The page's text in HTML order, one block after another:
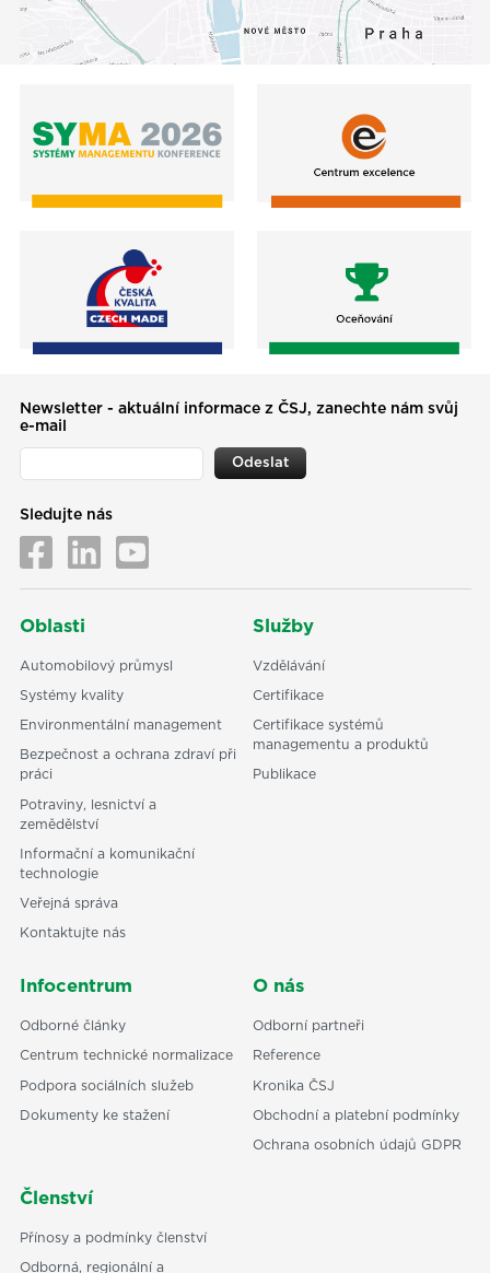
Newsletter - aktuální informace z ČSJ, zanechte nám svůj
e-mail
Odeslat
Sledujte nás
Oblasti
Automobilový průmysl
Systémy kvality
Environmentální management
Bezpečnost a ochrana zdraví při
práci
Potraviny, lesnictví a
zemědělství
Informační a komunikační
technologie
Veřejná správa
Kontaktujte nás
Služby
Vzdělávání
Certifikace
Certifikace systémů
managementu a produktů
Publikace
Infocentrum
Odborné články
Centrum technické normalizace
Podpora sociálních služeb
Dokumenty ke stažení
O nás
Odborní partneři
Reference
Kronika ČSJ
Obchodní a platební podmínky
Ochrana osobních údajů GDPR
Členství
Přínosy a podmínky členství
Odborná, regionální a